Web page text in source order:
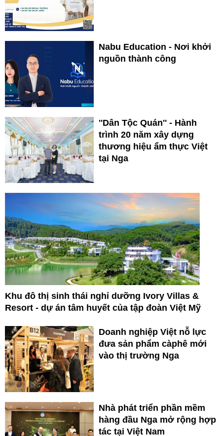
Nabu Education - Nơi khởi
nguồn thành công
''Dân Tộc Quán'' - Hành
trình 20 năm xây dựng
thương hiệu ẩm thực Việt
tại Nga
Khu đô thị sinh thái nghỉ dưỡng Ivory Villas &
Resort - dự án tâm huyết của tập đoàn Việt Mỹ
Doanh nghiệp Việt nỗ lực
đưa sản phẩm càphê mới
vào thị trường Nga
Nhà phát triển phần mềm
hàng đầu Nga mở rộng hợp
tác tại Việt Nam